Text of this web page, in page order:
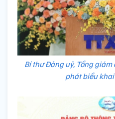
Bí thư Đảng uỷ, Tổng giám
phát biểu